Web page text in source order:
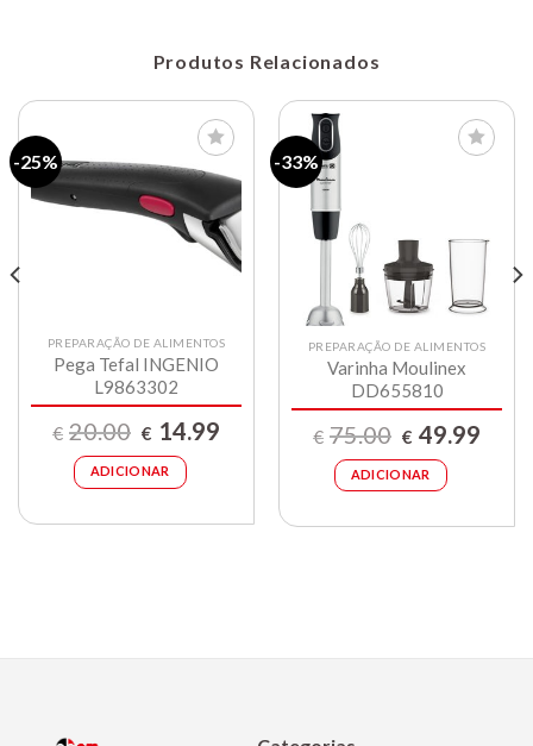
Produtos Relacionados
-25%
Lista de
compras
PREPARAÇÃO DE ALIMENTOS
Pega Tefal INGENIO
L9863302
€ 20.00
O
preço
original
era:
€20.00.
€ 14.99
ADICIONAR
-33%
PREPARAÇÃO DE ALIMENTOS
Varinha Moulinex
DD655810
€ 75.00
O
preço
original
era:
€75.00.
€ 49.99
ADICIONAR